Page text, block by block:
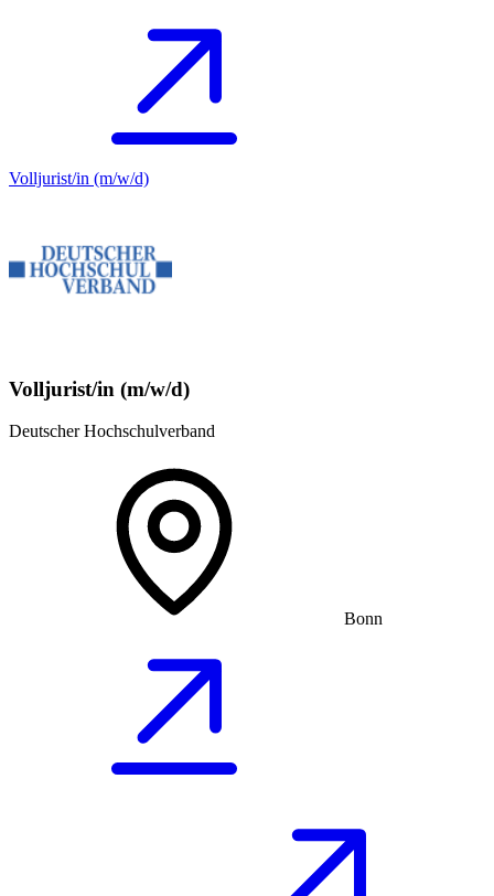
Volljurist/in (m/w/d)
Volljurist/in (m/w/d)
Deutscher Hochschulverband
Bonn